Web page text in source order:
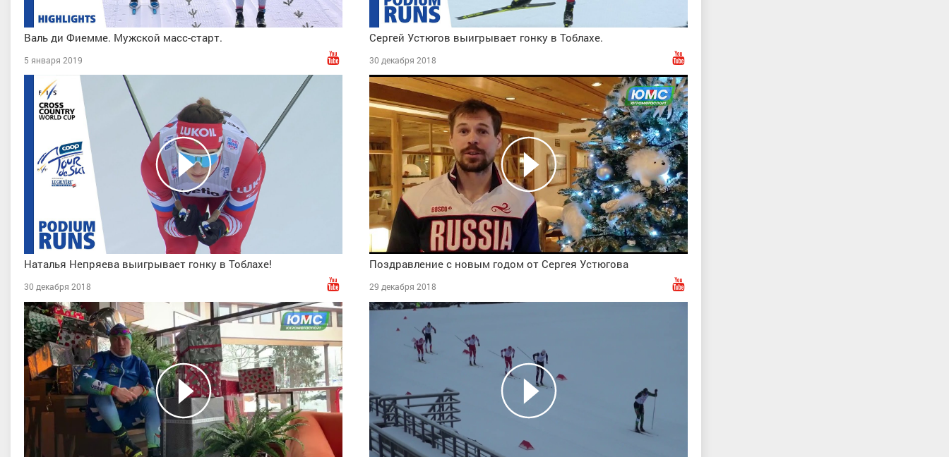
Валь ди Фиемме. Мужской масс-старт.
5 января 2019
Сергей Устюгов выигрывает гонку в Тоблахе.
30 декабря 2018
Наталья Непряева выигрывает гонку в Тоблахе!
30 декабря 2018
Поздравление с новым годом от Сергея Устюгова
29 декабря 2018